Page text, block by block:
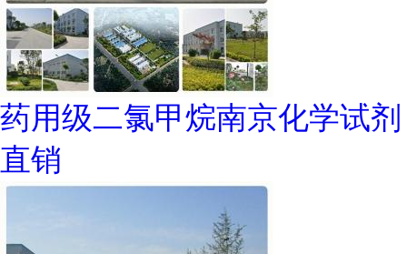
药用级二氯甲烷南京化学试剂
直销